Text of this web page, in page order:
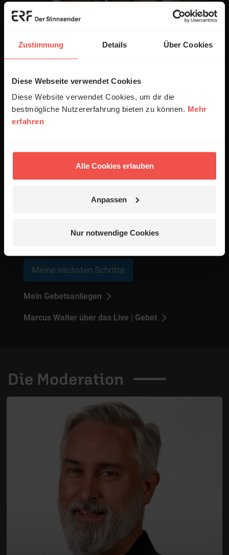
Zustimmung Details Über Cookies
Diese Webseite verwendet Cookies
Diese Website verwendet Cookies, um dir die
bestmögliche Nutzererfahrung bieten zu können. Mehr
erfahren
Alle Cookies erlauben
Anpassen
Nur notwendige Cookies
Dann haben wir etwas Besonderes für dich:
Gemeinsam mit ICF bieten wir dir ein
persönliches an – direkt in deiner Nähe oder
Menschen treffen, die Jesus nachfolgen, dich
Glauben gehen.
Meine nächsten Schritte
Mein Gebetsanliegen
Marcus Walter über das Live | Gebet
Die Moderation